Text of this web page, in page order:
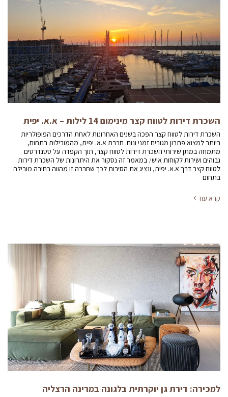
השכרת דירות לטווח קצר מינימום 14 לילות – א.א. יפית
השכרת דירות לטווח קצר הפכה בשנים האחרונות לאחת הדרכים הפופולריות
ביותר למצוא פתרון מגורים זמני ונוח. חברת א.א. יפית, מהמובילות בתחום,
מתמחה במתן שירותי השכרת דירות לטווח קצר, תוך הקפדה על סטנדרטים
גבוהים ושירות לקוחות אישי. במאמר זה נסקור את היתרונות של השכרת דירות
לטווח קצר דרך א.א. יפית, ונציג את הסיבות לכך שחברה זו מהווה בחירה מובילה
בתחום
קרא עוד
למכירה: דירת גן יוקרתית בלגונה במרינה הרצליה